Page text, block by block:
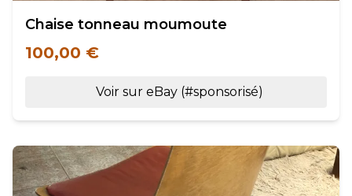
Chaise tonneau moumoute
100,00 €
Voir sur eBay (#sponsorisé)